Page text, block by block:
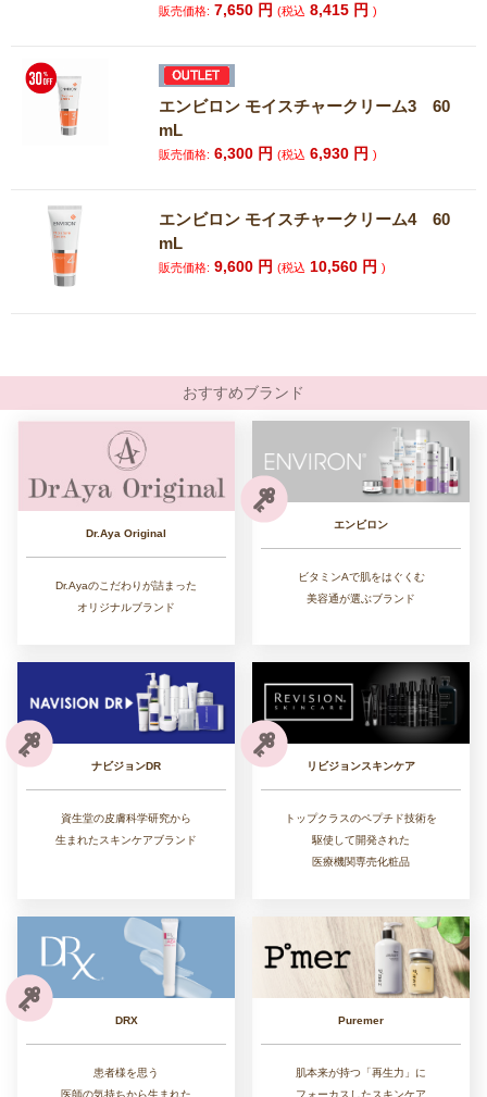
販売価格: 7,650 円(税込 8,415 円)
エンビロン モイスチャークリーム3 60
mL
販売価格: 6,300 円(税込 6,930 円)
エンビロン モイスチャークリーム4 60
mL
販売価格: 9,600 円(税込 10,560 円)
おすすめブランド
Dr.Aya Original
Dr.Ayaのこだわりが詰まった
オリジナルブランド
エンビロン
ビタミンAで肌をはぐくむ
美容通が選ぶブランド
ナビジョンDR
資生堂の皮膚科学研究から
生まれたスキンケアブランド
リビジョンスキンケア
トップクラスのペプチド技術を
駆使して開発された
医療機関専売化粧品
DRX
患者様を思う
医師の気持ちから生まれた
Puremer
肌本来が持つ「再生力」に
フォーカスしたスキンケア